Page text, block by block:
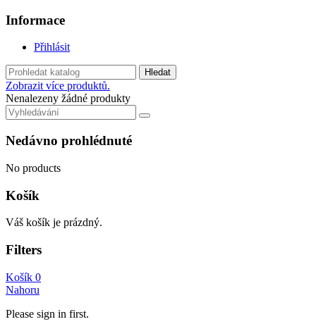
Informace
Přihlásit
Hledat
Zobrazit více produktů.
Nenalezeny žádné produkty
Nedávno prohlédnuté
No products
Košík
Váš košík je prázdný.
Filters
Košík 0
Nahoru
Please sign in first.